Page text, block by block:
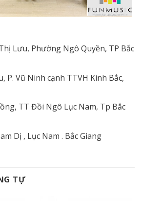
Lưu, Phường Ngô Quyền, TP Bắc
P. Vũ Ninh cạnh TTVH Kinh Bắc,
TT Đồi Ngô Lục Nam, Tp Bắc
Dị , Lục Nam . Bắc Giang
TỰ